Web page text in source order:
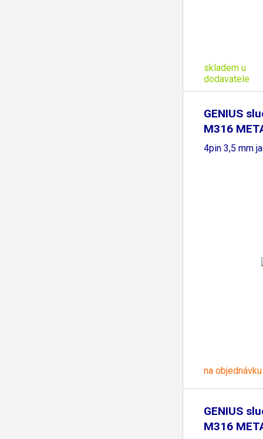
skladem u
dodavatele
GENIUS
M316
4pin 3,5 mm
na objednávku
GENIUS
M316